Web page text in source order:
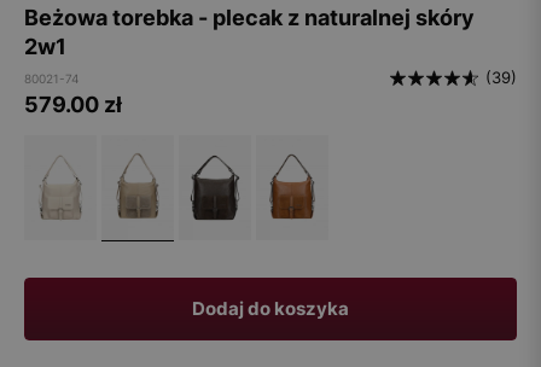
Beżowa torebka - plecak z naturalnej skóry
2w1
80021-74 (39)
579.00 zł
Dodaj do koszyka